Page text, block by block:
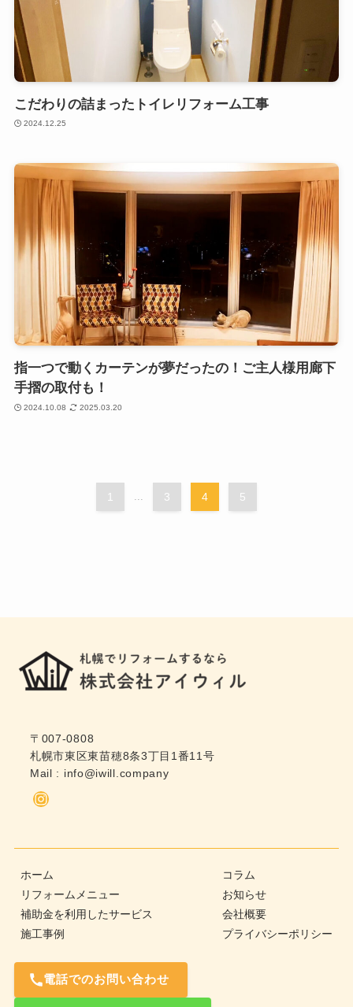
こだわりの詰まったトイレリフォーム工事
2024.12.25
指一つで動くカーテンが夢だったの！ご主人様用廊下
手摺の取付も！
2024.10.08 2025.03.20
1 ... 3 4 5
〒007-0808
札幌市東区東苗穂8条3丁目1番11号
Mail : info@iwill.company
Instagram
ホーム
リフォームメニュー
補助金を利用したサービス
施工事例
コラム
お知らせ
会社概要
プライバシーポリシー
電話でのお問い合わせ